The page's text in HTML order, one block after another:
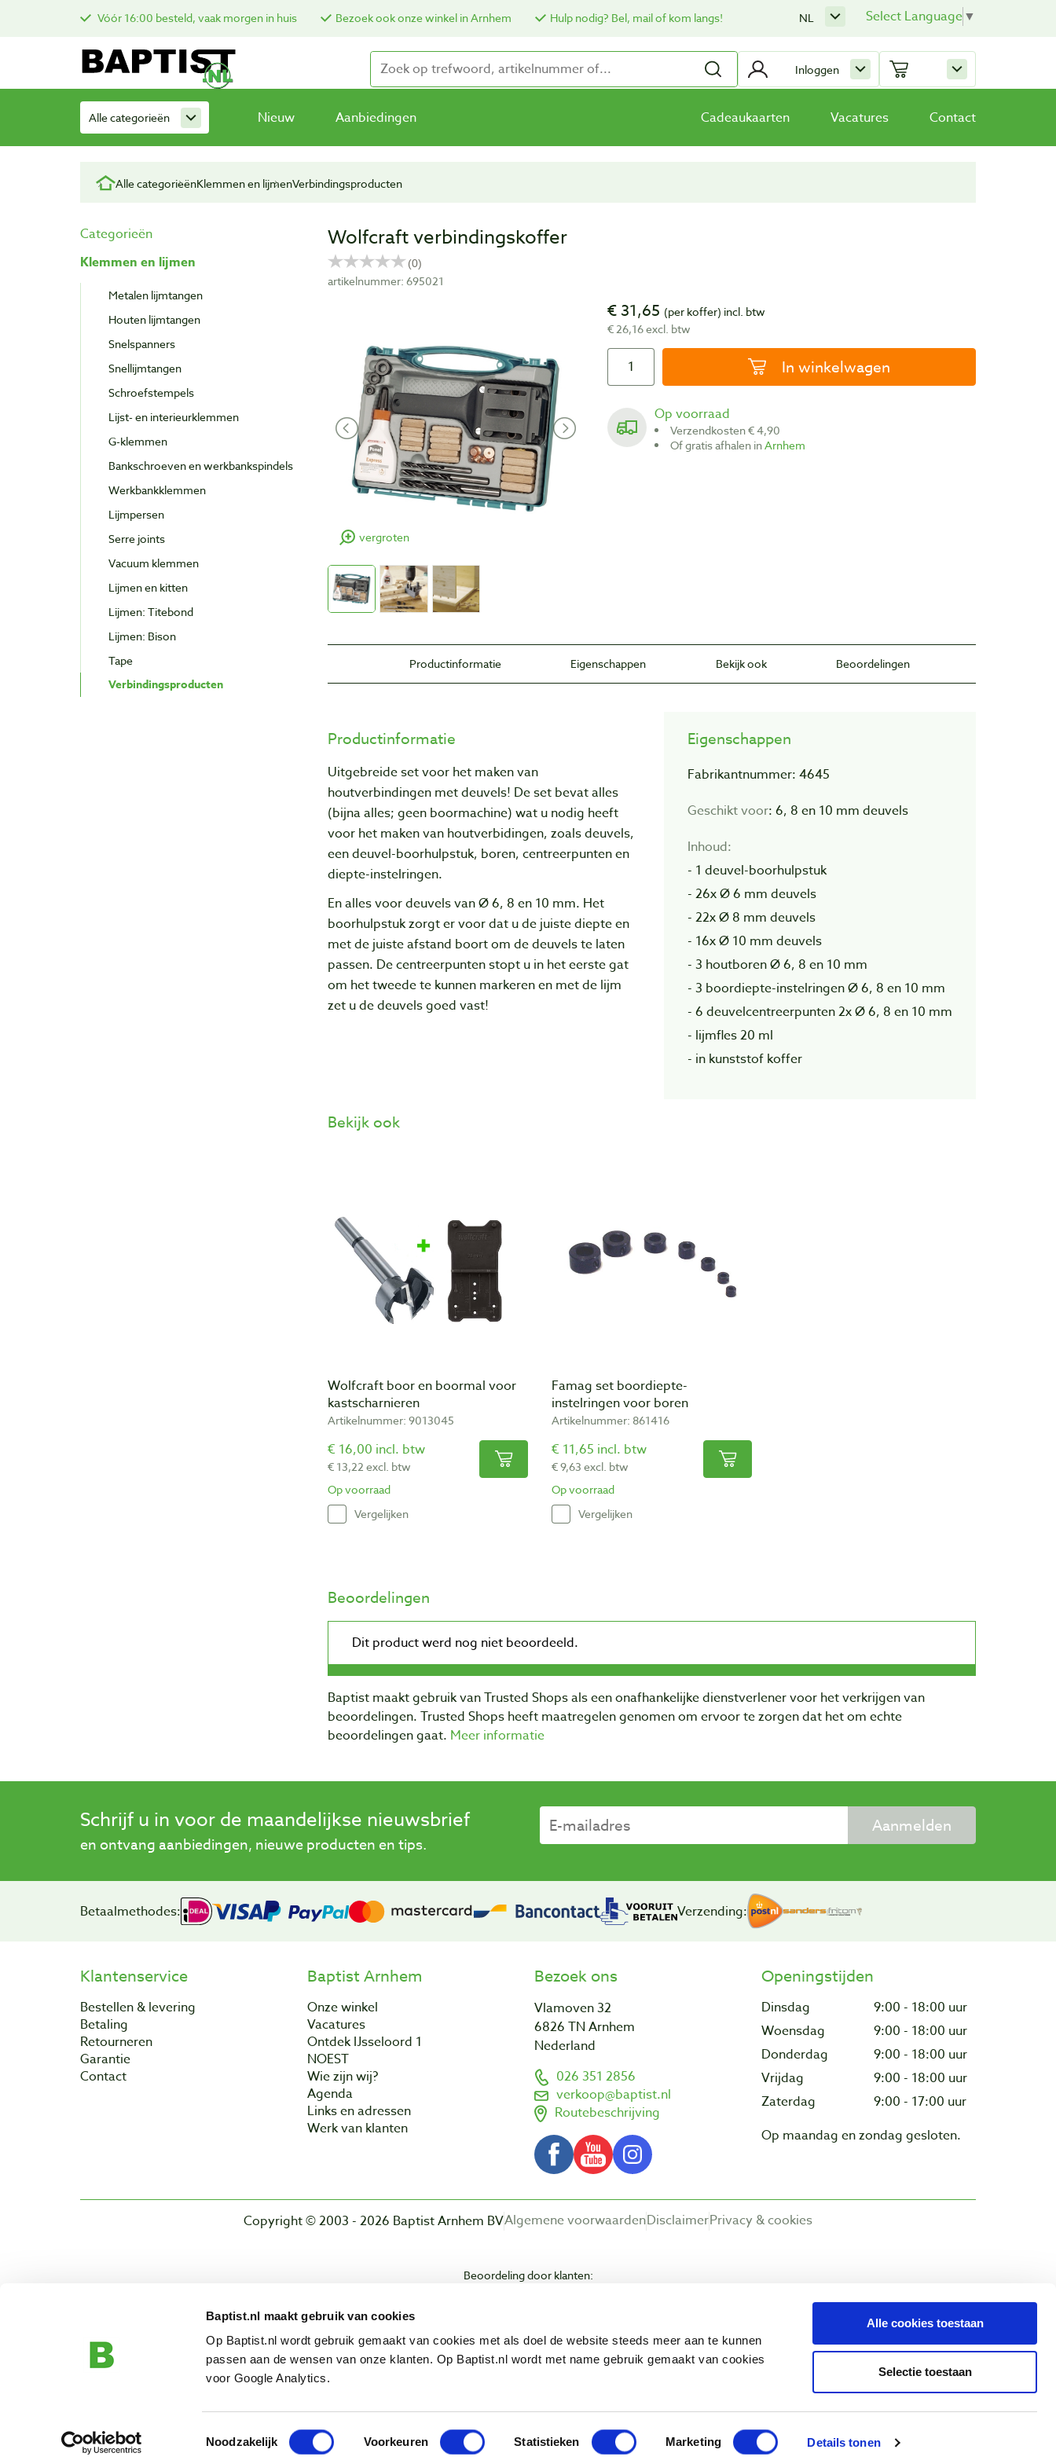
Baptist.nl maakt gebruik van cookies
Op Baptist.nl wordt gebruik gemaakt van cookies met als doel de website steeds meer aan te kunnen
passen aan de wensen van onze klanten. Op Baptist.nl wordt met name gebruik gemaakt van cookies
voor Google Analytics.
Toestemmingsselectie
Noodzakelijk
Voorkeuren Statistieken Marketing Details tonen
Alle cookies toestaan
Selectie toestaan
Vóór 16:00 besteld, vaak morgen in huis Bezoek ook onze winkel in Arnhem Hulp nodig? Bel, mail of kom langs! Select Language▼
NL
Inloggen
Alle categorieën Nieuw Aanbiedingen Cadeaukaarten Vacatures Contact
Alle categorieënKlemmen en lijmenVerbindingsproducten
Categorieën
Klemmen en lijmen
Metalen lijmtangen
Houten lijmtangen
Snelspanners
Snellijmtangen
Schroefstempels
Lijst- en interieurklemmen
G-klemmen
Bankschroeven en werkbankspindels
Werkbankklemmen
Lijmpersen
Serre joints
Vacuum klemmen
Lijmen en kitten
Lijmen: Titebond
Lijmen: Bison
Tape
Verbindingsproducten
Wolfcraft verbindingskoffer
artikelnummer: 695021
vergroten
€ 31,65 (per koffer) incl. btw
€ 26,16 excl. btw
In winkelwagen
Op voorraad
Verzendkosten € 4,90
Of gratis afhalen inArnhem
Productinformatie Eigenschappen Bekijk ook Beoordelingen
Productinformatie
Uitgebreide set voor het maken van
houtverbindingen met deuvels! De set bevat alles
(bijna alles; geen boormachine) wat u nodig heeft
voor het maken van houtverbidingen, zoals deuvels,
een deuvel-boorhulpstuk, boren, centreerpunten en
diepte-instelringen.
En alles voor deuvels van Ø 6, 8 en 10 mm. Het
boorhulpstuk zorgt er voor dat u de juiste diepte en
met de juiste afstand boort om de deuvels te laten
passen. De centreerpunten stopt u in het eerste gat
om het tweede te kunnen markeren en met de lijm
zet u de deuvels goed vast!
Eigenschappen
Fabrikantnummer: 4645
Geschikt voor: 6, 8 en 10 mm deuvels
Inhoud:
- 1 deuvel-boorhulpstuk
- 26x Ø 6 mm deuvels
- 22x Ø 8 mm deuvels
- 16x Ø 10 mm deuvels
- 3 houtboren Ø 6, 8 en 10 mm
- 3 boordiepte-instelringen Ø 6, 8 en 10 mm
- 6 deuvelcentreerpunten 2x Ø 6, 8 en 10 mm
- lijmfles 20 ml
- in kunststof koffer
Bekijk ook
Wolfcraft boor en boormal voor
kastscharnieren
Artikelnummer: 9013045
€ 16,00 incl. btw
€ 13,22 excl. btw
Op voorraad
Vergelijken
Famag set boordiepte-
instelringen voor boren
Artikelnummer: 861416
€ 11,65 incl. btw
€ 9,63 excl. btw
Op voorraad
Vergelijken
Beoordelingen
Baptist maakt gebruik van Trusted Shops als een onafhankelijke dienstverlener voor het verkrijgen van
beoordelingen. Trusted Shops heeft maatregelen genomen om ervoor te zorgen dat het om echte
beoordelingen gaat. Meer informatie
Schrijf u in voor de maandelijkse nieuwsbrief
en ontvang aanbiedingen, nieuwe producten en tips.
Aanmelden
Betaalmethodes: Verzending:
Klantenservice
Bestellen & levering
Betaling
Retourneren
Garantie
Contact
Baptist Arnhem
Onze winkel
Vacatures
Ontdek IJsseloord 1
NOEST
Wie zijn wij?
Agenda
Links en adressen
Werk van klanten
Bezoek ons
Vlamoven 32
6826 TN Arnhem
Nederland
026 351 2856
verkoop@baptist.nl
Routebeschrijving
Openingstijden
Dinsdag
9:00 - 18:00 uur
Woensdag
9:00 - 18:00 uur
Donderdag
9:00 - 18:00 uur
Vrijdag
9:00 - 18:00 uur
Zaterdag
9:00 - 17:00 uur
Op maandag en zondag gesloten.
Algemene voorwaardenDisclaimerPrivacy & cookies
Copyright © 2003 - 2026 Baptist Arnhem BV
Beoordeling door klanten: